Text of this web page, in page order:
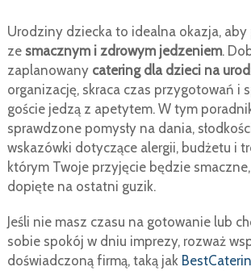
Urodziny dziecka to idealna okazja, aby
ze smacznym i zdrowym jedzeniem.
zaplanowany catering dla dzieci na
organizację, skraca czas przygotowań i
goście jedzą z apetytem. W tym
sprawdzone pomysły na dania,
wskazówki dotyczące alergii, budżetu i
którym Twoje przyjęcie będzie
dopięte na ostatni guzik.
Jeśli nie masz czasu na gotowanie lub
sobie spokój w dniu imprezy, rozważ
doświadczoną firmą, taką jak